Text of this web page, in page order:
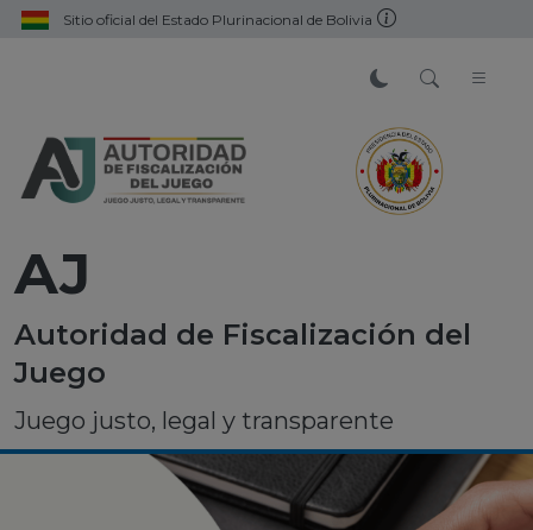
Sitio oficial del Estado Plurinacional de Bolivia
AJ
Autoridad de Fiscalización del
Juego
Juego justo, legal y transparente